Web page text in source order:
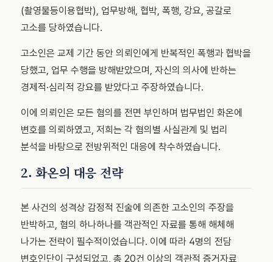
(촬영물등이용협박), 업무방해, 협박, 폭행, 강요, 공갈로
고소를 당하였습니다.
고소인은 교제 기간 동안 의뢰인에게 반복적인 폭행과 협박을
당했고, 업무 수행을 방해받았으며, 자신의 의사에 반하는
경제적·심리적 강요를 받았다고 주장하였습니다.
이에 의뢰인은 모든 혐의를 전면 부인하며 법무법인 화온에
변호를 의뢰하였고, 저희는 각 혐의별 사실관계 및 법리
분석을 바탕으로 전방위적인 대응에 착수하였습니다.
2. 화온의 대응 전략
본 사건의 성격상 감정적 진술에 의존한 고소인의 주장을
반박하고, 혐의 하나하나를 객관적인 자료를 통해 해체해
나가는 전략이 필수적이었습니다. 이에 따라 4명의 전담
변호인단이 구성되었고, 총 20건 이상의 객관적 증거자료